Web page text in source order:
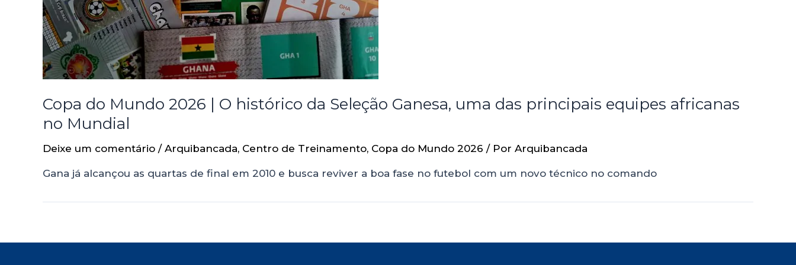
Copa do Mundo 2026 | O histórico da Seleção Ganesa, uma das principais equipes africanas
no Mundial
Deixe um comentário / Arquibancada, Centro de Treinamento, Copa do Mundo 2026 / Por Arquibancada
Gana já alcançou as quartas de final em 2010 e busca reviver a boa fase no futebol com um novo técnico no comando